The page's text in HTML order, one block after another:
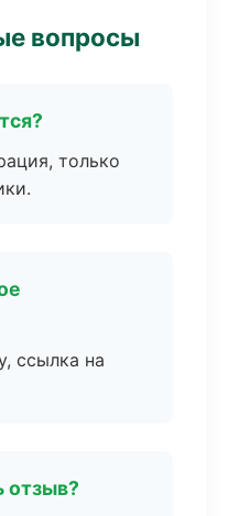
вопросы
только
ссылка на
отзыв?